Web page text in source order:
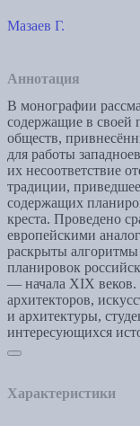
Мазаев Г.
Аннотация
В монографии
содержащие в своей
обществ,
для работы
их несоответствие
традиции,
содержащих
креста. Проведено
европейскими
раскрыты
планировок
— начала XIX веков.
архитекторов,
и архитектуры,
интересующихся
Характеристики